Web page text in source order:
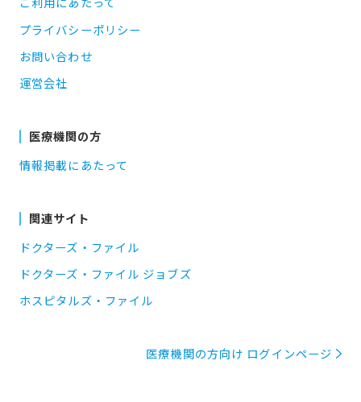
プライバシーポリシー
お問い合わせ
運営会社
医療機関の方
情報掲載にあたって
関連サイト
ドクターズ・ファイル
ドクターズ・ファイル ジョブズ
ホスピタルズ・ファイル
医療機関の方向け ログインページ